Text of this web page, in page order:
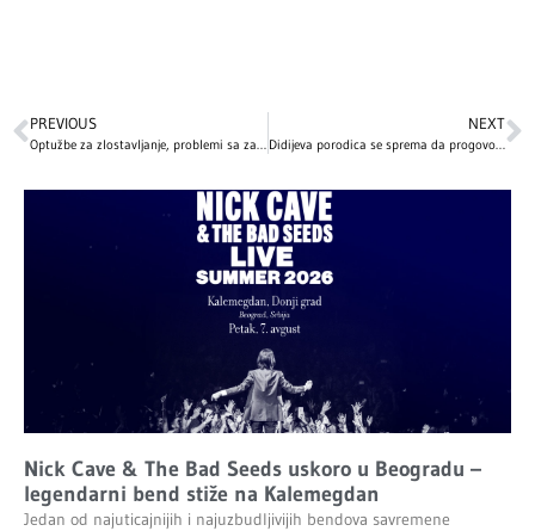
PREVIOUS
Optužbe za zlostavljanje, problemi sa zakonom, lečenje zavisnosti…: Najveći skandali i kontroverze poznatih ličnosti koje i danas intrigiraju svet
NEXT
Didijeva porodica se sprema da progovori: Sinovi ozloglašenog repera najavili šokantni dokumentarac
Nick Cave & The Bad Seeds uskoro u Beogradu –
legendarni bend stiže na Kalemegdan
Jedan od najuticajnijih i najuzbudljivijih bendova savremene